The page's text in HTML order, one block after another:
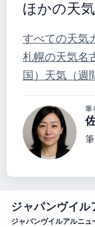
ほかの天
すべての天気
札幌の天気名
国） 天気（週
筆
ジャパンヴイル
ジャパンヴイルアルニュ